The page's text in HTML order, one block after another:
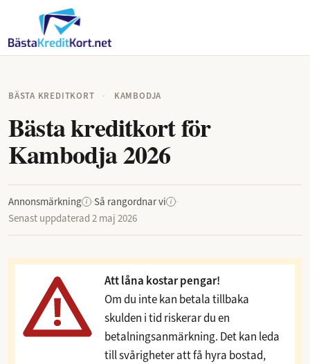
BÄSTA KREDITKORT · KAMBODJA
Bästa kreditkort för
Kambodja 2026
Annonsmärkning i ·Så rangordnar vi i ·
Senast uppdaterad 2 maj 2026
Att låna kostar pengar!
Om du inte kan betala tillbaka
skulden i tid riskerar du en
betalningsanmärkning. Det kan leda
till svårigheter att få hyra bostad,